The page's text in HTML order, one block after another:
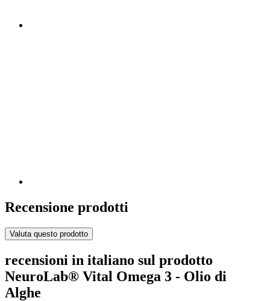
Recensione prodotti
Valuta questo prodotto
recensioni in italiano sul prodotto
NeuroLab® Vital Omega 3 - Olio di
Alghe